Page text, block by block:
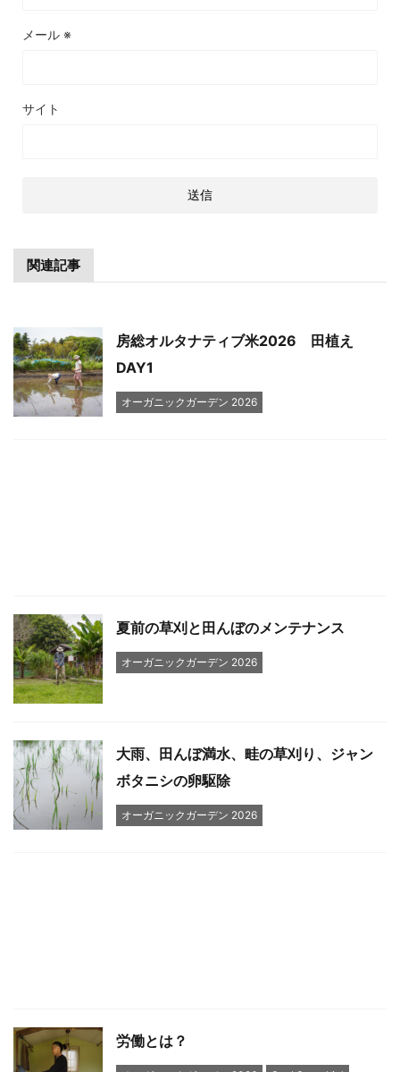
メール ※
サイト
関連記事
房総オルタナティブ米2026 田植え
DAY1
オーガニックガーデン 2026
夏前の草刈と田んぼのメンテナンス
オーガニックガーデン 2026
大雨、田んぼ満水、畦の草刈り、ジャン
ボタニシの卵駆除
オーガニックガーデン 2026
労働とは？